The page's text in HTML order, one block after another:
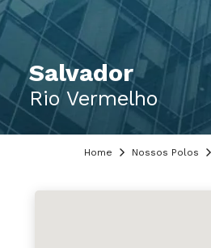
Salvador
Rio Vermelho
Home Nossos Polos